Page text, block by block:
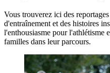
Vous trouverez ici des
d'entraînement et des histoires
l'enthousiasme pour l'athlétisme
familles dans leur parcours.